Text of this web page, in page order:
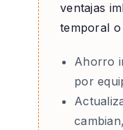
ventajas
temporal o
Ahorro
por